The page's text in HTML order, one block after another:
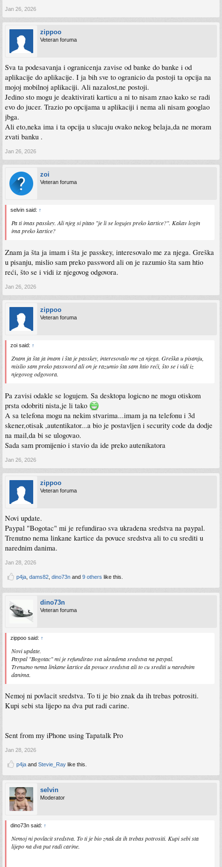
Jan 26, 2026
zippoo
Veteran foruma
Sva ta podesavanja i ogranicenja zavise od banke do banke i od
aplikacije do aplikacije. I ja bih sve to ogranicio da postoji ta opcija na
mojoj mobilnoj aplikaciji. Ali nazalost,ne postoji.
Jedino sto mogu je deaktivirati karticu a ni to nisam znao kako se radi
evo do jucer. Trazio po opcijama u aplikaciji i nema ali nisam googlao
jbga.
Ali eto,neka ima i ta opcija u slucaju ovako nekog belaja,da ne moram
zvati banku .
Jan 26, 2026
zoi
Veteran foruma
selvin said: ↑
Pa ti imas passkey. Ali njeg si pitao "je li se logujes preko kartice?". Kakav login
ima preko kartice?
Znam ja šta ja imam i šta je passkey, interesovalo me za njega. Greška
u pisanju, mislio sam preko password ali on je razumio šta sam htio
reći, što se i vidi iz njegovog odgovora.
Jan 26, 2026
zippoo
Veteran foruma
zoi said: ↑
Znam ja šta ja imam i šta je passkey, interesovalo me za njega. Greška u pisanju,
mislio sam preko password ali on je razumio šta sam htio reći, što se i vidi iz
njegovog odgovora.
Pa zavisi odakle se logujem. Sa desktopa logicno ne mogu otiskom
prsta odobriti nista,je li tako
A sa telefona mogu na nekim stvarima...imam ja na telefonu i 3d
skener,otisak ,autentikator...a bio je postavljen i security code da dodje
na mail,da bi se ulogovao.
Sada sam promijenio i stavio da ide preko autenikatora
Jan 26, 2026
zippoo
Veteran foruma
Novi update.
Paypal "Bogotac" mi je refundirao sva ukradena sredstva na paypal.
Trenutno nema linkane kartice da povuce sredstva ali to cu srediti u
narednim danima.
Jan 28, 2026
p4ja dams82 dino73n and 9 others like this.
dino73n
Veteran foruma
zippoo said: ↑
Novi update.
Paypal "Bogotac" mi je refundirao sva ukradena sredstva na paypal.
Trenutno nema linkane kartice da povuce sredstva ali to cu srediti u narednim
danima.
Nemoj ni povlacit sredstva. To ti je bio znak da ih trebas potrositi.
Kupi sebi sta lijepo na dva put radi carine.
Sent from my iPhone using Tapatalk Pro
Jan 28, 2026
p4ja and Stevie_Ray like this.
selvin
Moderator
dino73n said: ↑
Nemoj ni povlacit sredstva. To ti je bio znak da ih trebas potrositi. Kupi sebi sta
lijepo na dva put radi carine.